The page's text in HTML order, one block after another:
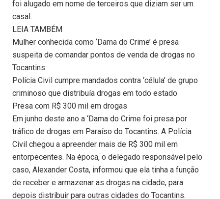
foi alugado em nome de terceiros que diziam ser um
casal.
LEIA TAMBÉM
Mulher conhecida como ‘Dama do Crime’ é presa
suspeita de comandar pontos de venda de drogas no
Tocantins
Polícia Civil cumpre mandados contra ‘célula’ de grupo
criminoso que distribuía drogas em todo estado
Presa com R$ 300 mil em drogas
Em junho deste ano a ‘Dama do Crime foi presa por
tráfico de drogas em Paraíso do Tocantins. A Polícia
Civil chegou a apreender mais de R$ 300 mil em
entorpecentes. Na época, o delegado responsável pelo
caso, Alexander Costa, informou que ela tinha a função
de receber e armazenar as drogas na cidade, para
depois distribuir para outras cidades do Tocantins.